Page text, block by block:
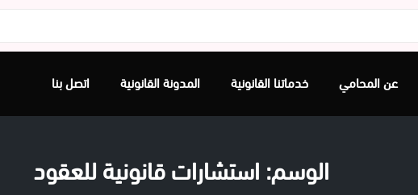
عن المحامي خدماتنا القانونية المدونة القانونية اتصل بنا
الوسم: استشارات قانونية للعقود